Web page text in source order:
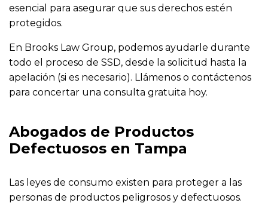
esencial para asegurar que sus derechos estén
protegidos.
En Brooks Law Group, podemos ayudarle durante
todo el proceso de SSD, desde la solicitud hasta la
apelación (si es necesario). Llámenos o contáctenos
para concertar una consulta gratuita hoy.
Abogados de Productos
Defectuosos en Tampa
Las leyes de consumo existen para proteger a las
personas de productos peligrosos y defectuosos.